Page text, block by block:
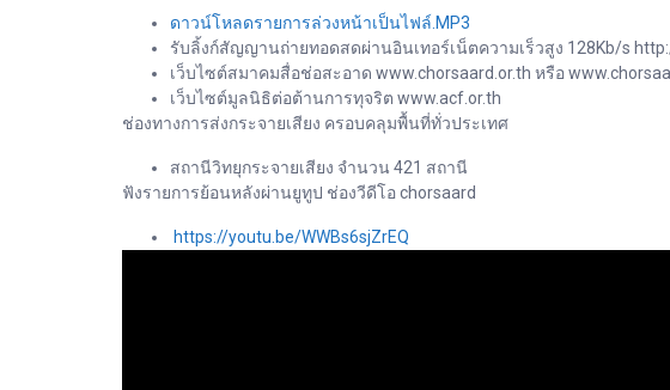
ดาวน์โหลดรายการล่วงหน้าเป็นไฟล์.MP3
รับลิ้งก์สัญญานถ่ายทอดสดผ่านอินเทอร์เน็ตความเร็วสูง 128Kb/s
เว็บไซต์สมาคมสื่อช่อสะอาด www.chorsaard.or.th หรือ
เว็บไซต์มูลนิธิต่อต้านการทุจริต www.acf.or.th
ช่องทางการส่งกระจายเสียง ครอบคลุมพื้นที่ทั่วประเทศ
สถานีวิทยุกระจายเสียง จำนวน 421 สถานี
ฟังรายการย้อนหลังผ่านยูทูป ช่องวีดีโอ chorsaard
https://youtu.be/WWBs6sjZrEQ